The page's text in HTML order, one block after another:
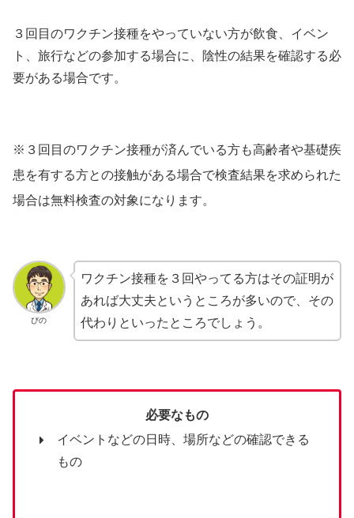
３回目のワクチン接種をやっていない方が飲食、イベン
ト、旅行などの参加する場合に、陰性の結果を確認する必
要がある場合です。
※３回目のワクチン接種が済んでいる方も高齢者や基礎疾
患を有する方との接触がある場合で検査結果を求められた
場合は無料検査の対象になります。
ぴの
ワクチン接種を３回やってる方はその証明が
あれば大丈夫というところが多いので、その
代わりといったところでしょう。
必要なもの
イベントなどの日時、場所などの確認できる
もの